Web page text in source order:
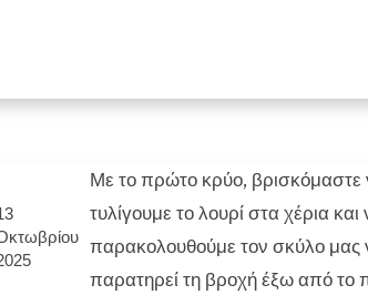
Με το πρώτο κρύο, βρισκόμαστε
τυλίγουμε το λουρί στα χέρια και
παρακολουθούμε τον σκύλο μας
παρατηρεί τη βροχή έξω από το